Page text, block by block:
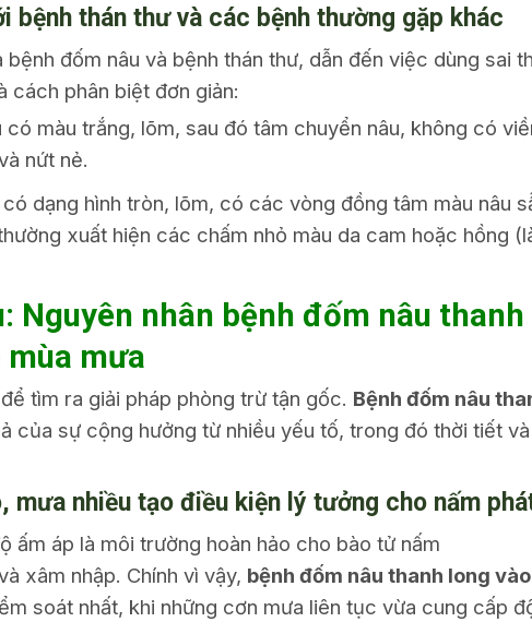
bệnh thán thư và các bệnh thường gặp khác
đốm nâu và bệnh thán thư, dẫn đến việc dùng sai
cách phân biệt đơn giản:
có màu trắng, lõm, sau đó tâm chuyển nâu, không có
nứt nẻ.
dạng hình tròn, lõm, có các vòng đồng tâm màu nâu
xuất hiện các chấm nhỏ màu da cam hoặc hồng
Nguyên nhân bệnh đốm nâu
mưa
tìm ra giải pháp phòng trừ tận gốc. Bệnh đốm nâu
của sự cộng hưởng từ nhiều yếu tố, trong đó thời tiết
mưa nhiều tạo điều kiện lý tưởng cho nấm
ấm áp là môi trường hoàn hảo cho bào tử nấm
xâm nhập. Chính vì vậy, bệnh đốm nâu thanh long
soát nhất, khi những cơn mưa liên tục vừa cung cấp